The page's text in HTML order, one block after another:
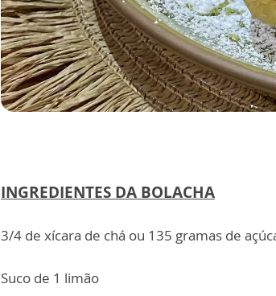
INGREDIENTES DA BOLACHA
3/4 de xícara de chá ou 135 gramas de
Suco de 1 limão